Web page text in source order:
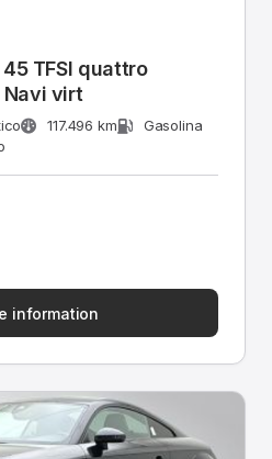
TFSI quattro
Navi virt
117.496 km
Gasolina
information